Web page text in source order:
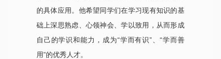
的具体应用。他希望同学们在学习现有知识的基
础上深思熟虑、心领神会、学以致用，从而形成
自己的学识和能力，成为“学而有识”、“学而善
用”的优秀人才。